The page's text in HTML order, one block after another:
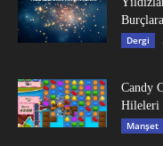
Dergi
Candy
Hileleri
Manşet